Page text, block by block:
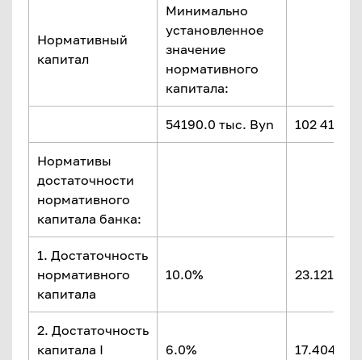
Нормативный
капитал
Минимально
установленное
значение
нормативного
капитала:
54190.0 тыс. Byn 102 417.2
Нормативы
достаточности
нормативного
капитала банка:
1. Достаточность
нормативного
капитала
10.0% 23.121%
2. Достаточность
капитала I
6.0% 17.404%